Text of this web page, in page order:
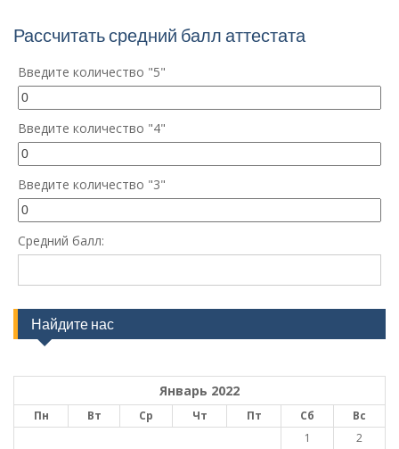
Рассчитать средний балл аттестата
Введите количество "5"
Введите количество "4"
Введите количество "3"
Средний балл:
Найдите нас
Январь 2022
Пн Вт Ср Чт Пт Сб
Вс
1
2